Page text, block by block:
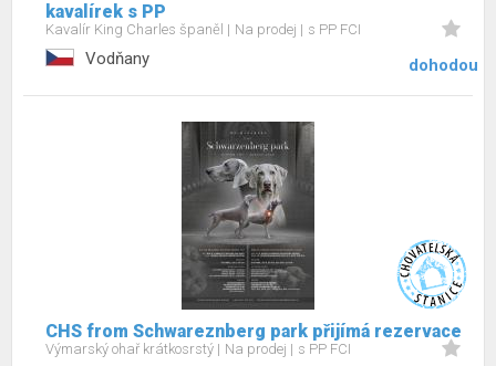
kavalírek s PP
Kavalír King Charles španěl Na prodej s PP FCI
Vodňany dohodou
CHS from Schwareznberg park přijímá rezervace
Výmarský ohař krátkosrstý Na prodej s PP FCI